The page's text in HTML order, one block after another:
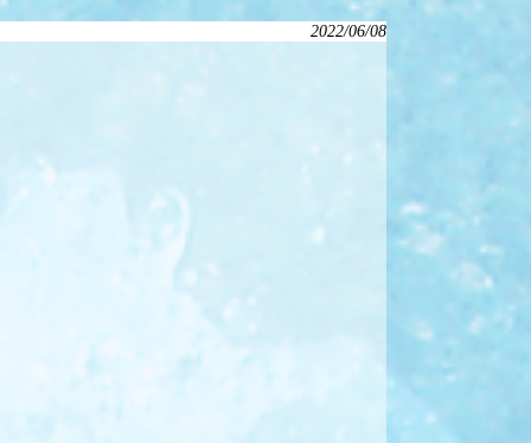
2022/06/08